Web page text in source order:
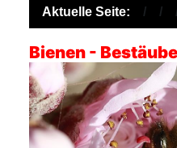
Aktuelle Seite:
Bienen -